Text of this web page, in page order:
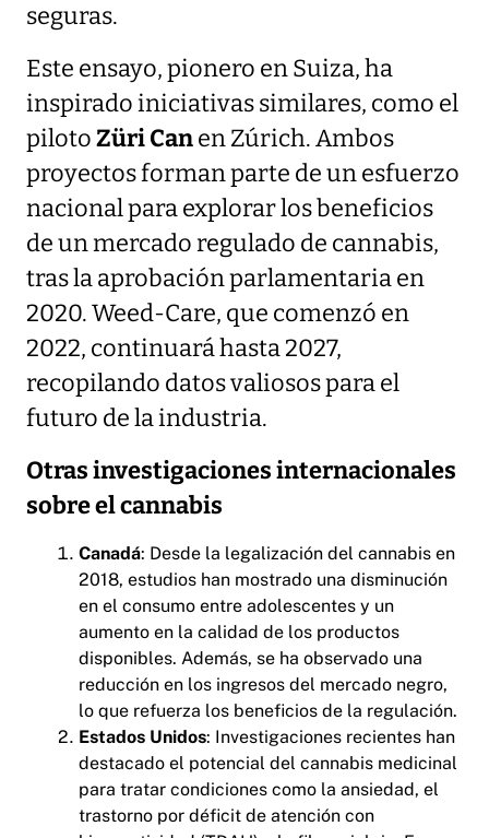
seguras.
Este ensayo, pionero en Suiza, ha
inspirado iniciativas similares, como el
pilotoZüri Canen Zúrich. Ambos
proyectos forman parte de un esfuerzo
nacional para explorar los beneficios
de un mercado regulado de cannabis,
tras la aprobación parlamentaria en
2020. Weed-Care, que comenzó en
2022, continuará hasta 2027,
recopilando datos valiosos para el
futuro de la industria.
Otras investigaciones internacionales
sobre el cannabis
Canadá: Desde la legalización del cannabis en
2018, estudios han mostrado una disminución
en el consumo entre adolescentes y un
aumento en la calidad de los productos
disponibles. Además, se ha observado una
reducción en los ingresos del mercado negro,
lo que refuerza los beneficios de la regulación.
Estados Unidos: Investigaciones recientes han
destacado el potencial del cannabis medicinal
para tratar condiciones como la ansiedad, el
trastorno por déficit de atención con